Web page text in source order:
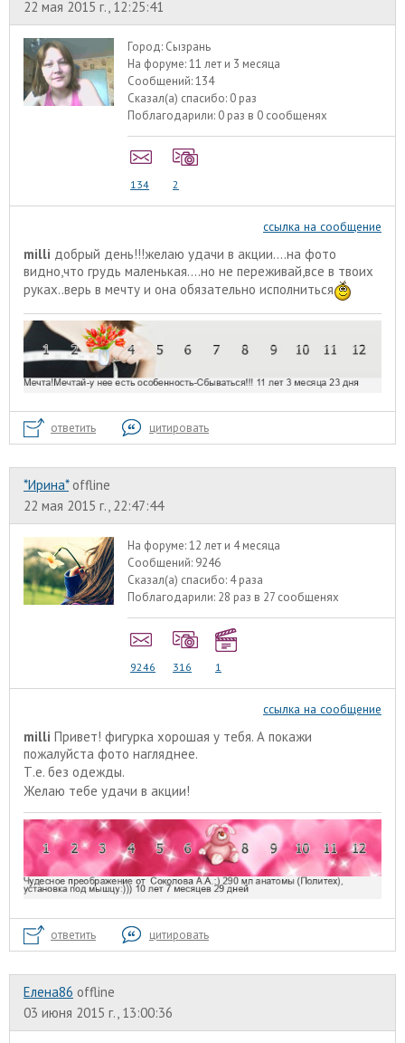
22 мая 2015 г., 12:25:41
Город: Сызрань
На форуме:11 лет и 3 месяца
Сообщений:134
Сказал(а) спасибо: 0 раз
Поблагодарили: 0 раз в 0 сообщенях
134 2
ссылка на сообщение
milli добрый день!!!желаю удачи в акции....на фото
видно,что грудь маленькая....но не переживай,все в твоих
руках..верь в мечту и она обязательно исполниться
ответить цитировать
*Ирина* offline
22 мая 2015 г., 22:47:44
На форуме:12 лет и 4 месяца
Сообщений: 9246
Сказал(а) спасибо: 4 раза
Поблагодарили: 28 раз в 27 сообщенях
9246 316 1
ссылка на сообщение
milli Привет! фигурка хорошая у тебя. А покажи
пожалуйста фото нагляднее.
Т.е. без одежды.
Желаю тебе удачи в акции!
ответить цитировать
Елена86 offline
03 июня 2015 г., 13:00:36